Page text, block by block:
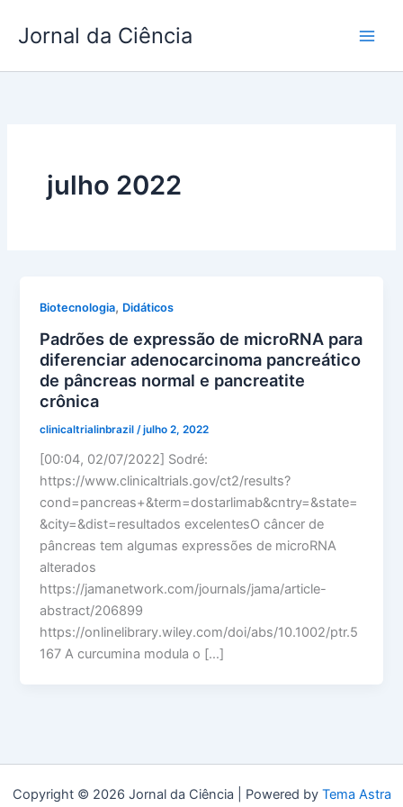
para
conteúdo
Jornal da Ciência
julho 2022
Biotecnologia, Didáticos
Padrões de expressão de microRNA para
diferenciar adenocarcinoma pancreático
de pâncreas normal e pancreatite
crônica
clinicaltrialinbrazil/julho 2, 2022
[00:04, 02/07/2022] Sodré:
https://www.clinicaltrials.gov/ct2/results?
cond=pancreas+&term=dostarlimab&cntry=&state=
&city=&dist=resultados excelentesO câncer de
pâncreas tem algumas expressões de microRNA
alterados
https://jamanetwork.com/journals/jama/article-
abstract/206899
https://onlinelibrary.wiley.com/doi/abs/10.1002/ptr.5
167 A curcumina modula o […]
Copyright © 2026 Jornal da Ciência | Powered by Tema Astra